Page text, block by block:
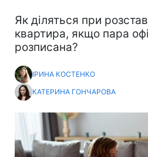
Як діляться при
квартира, якщо пара
розписана?
ІРИНА КОСТЕНКО
КАТЕРИНА ГОНЧАРОВА